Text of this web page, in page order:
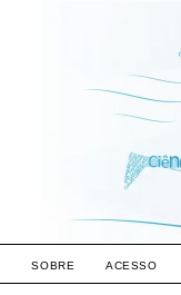
SOBRE ACESSO